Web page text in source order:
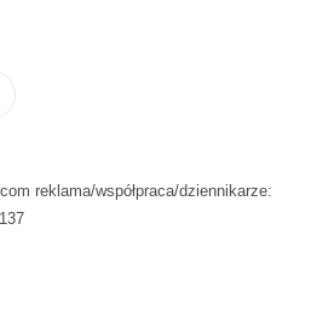
reklama/współpraca/dziennikarze: